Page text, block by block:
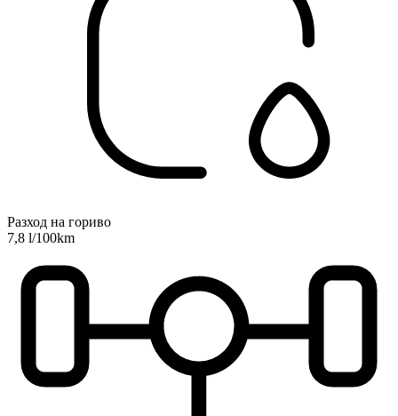
Разход на гориво
7,8 l/100km